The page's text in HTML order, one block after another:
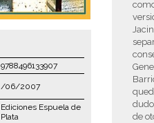
de
9788496133907
/06/2007
Ediciones Espuela de
Plata